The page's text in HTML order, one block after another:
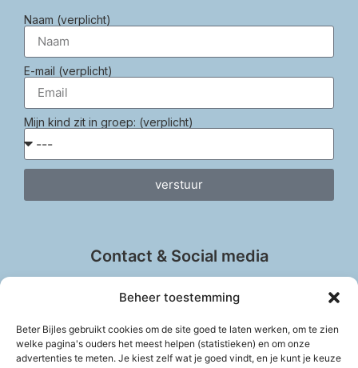
Beheer toestemming
Beter Bijles gebruikt cookies om de site goed te laten werken, om te zien
welke pagina's ouders het meest helpen (statistieken) en om onze
advertenties te meten. Je kiest zelf wat je goed vindt, en je kunt je keuze
Naam (verplicht)
E-mail (verplicht)
Mijn kind zit in groep: (verplicht)
verstuur
Contact & Social media
info@beter-bijles.nl
Vul het contactformulier in